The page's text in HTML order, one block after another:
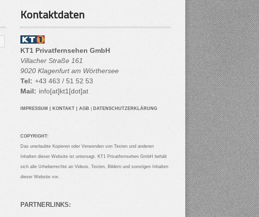
Kontaktdaten
KT1 Privatfernsehen GmbH
Villacher Straße 161
9020 Klagenfurt am Wörthersee
Tel: +43 463 / 51 52 53
Mail: info[at]kt1[dot]at
IMPRESSUM KONTAKT AGB DATENSCHUTZERKLÄRUNG
COPYRIGHT:
Das unerlaubte Kopieren oder Verwenden von Texten und anderen
Inhalten dieser Website ist untersagt. KT1 Privatfernsehen GmbH behält
sich alle Urheberrechte an Videos, Texten, Bildern und sonstigen Inhalten
dieser Website vor.
PARTNERLINKS: